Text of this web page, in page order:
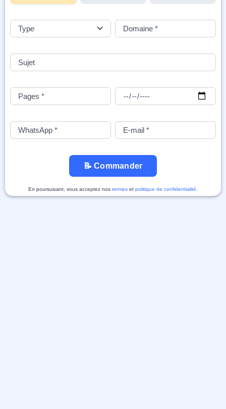
📝 Commander
En poursuivant, vous acceptez nos termes et politique de confidentialité